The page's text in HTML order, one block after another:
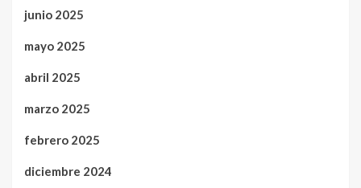
junio 2025
mayo 2025
abril 2025
marzo 2025
febrero 2025
diciembre 2024